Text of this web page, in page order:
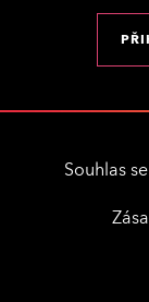
Souhlas